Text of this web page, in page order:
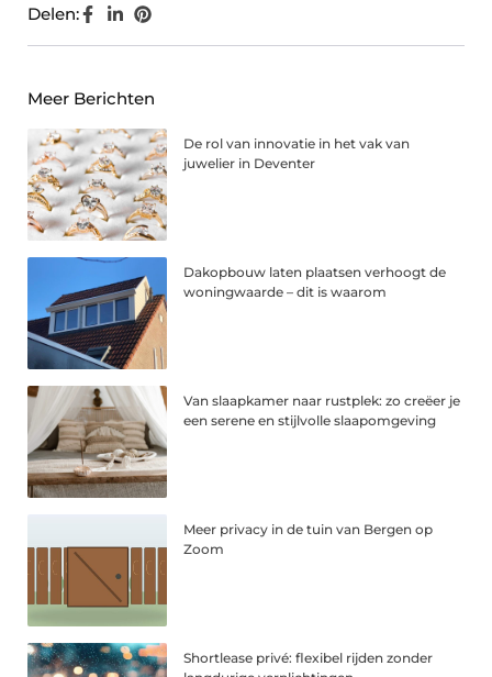
Delen:
Meer Berichten
De rol van innovatie in het vak van
juwelier in Deventer
Dakopbouw laten plaatsen verhoogt de
woningwaarde – dit is waarom
Van slaapkamer naar rustplek: zo creëer je
een serene en stijlvolle slaapomgeving
Meer privacy in de tuin van Bergen op
Zoom
Shortlease privé: flexibel rijden zonder